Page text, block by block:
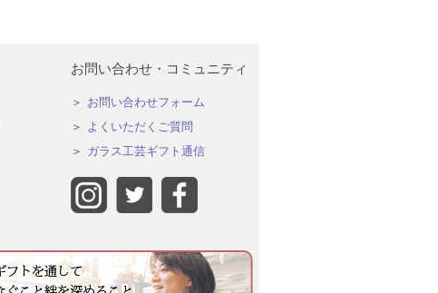
お問い合わせ・コミュニティ
お問い合わせフォーム
よくいただくご質問
ガラス工芸ギフト通信